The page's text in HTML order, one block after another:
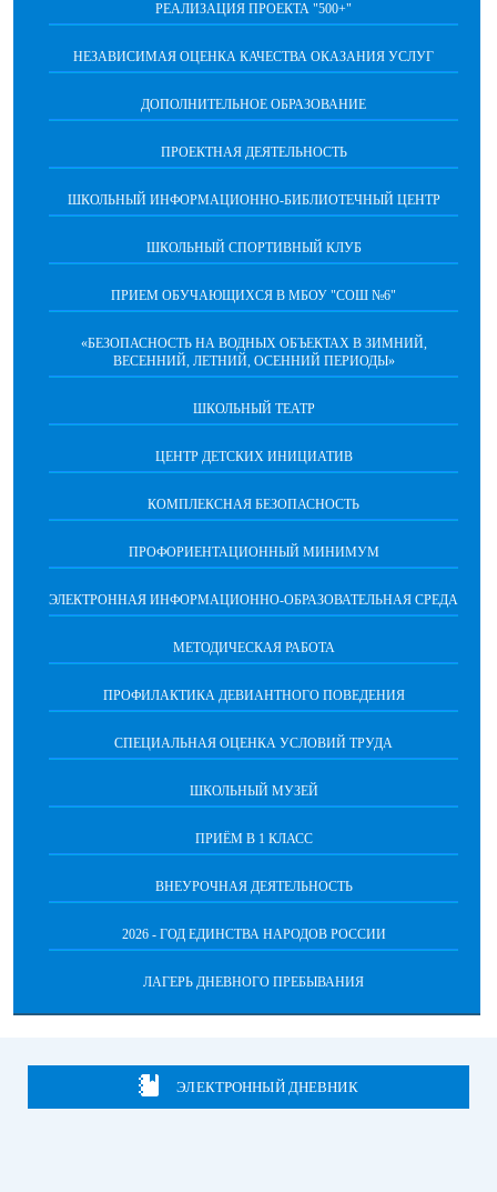
РЕАЛИЗАЦИЯ ПРОЕКТА "500+"
НЕЗАВИСИМАЯ ОЦЕНКА КАЧЕСТВА ОКАЗАНИЯ УСЛУГ
ДОПОЛНИТЕЛЬНОЕ ОБРАЗОВАНИЕ
ПРОЕКТНАЯ ДЕЯТЕЛЬНОСТЬ
ШКОЛЬНЫЙ ИНФОРМАЦИОННО-БИБЛИОТЕЧНЫЙ ЦЕНТР
ШКОЛЬНЫЙ СПОРТИВНЫЙ КЛУБ
ПРИЕМ ОБУЧАЮЩИХСЯ В МБОУ "СОШ №6"
«БЕЗОПАСНОСТЬ НА ВОДНЫХ ОБЪЕКТАХ В ЗИМНИЙ,
ВЕСЕННИЙ, ЛЕТНИЙ, ОСЕННИЙ ПЕРИОДЫ»
ШКОЛЬНЫЙ ТЕАТР
ЦЕНТР ДЕТСКИХ ИНИЦИАТИВ
КОМПЛЕКСНАЯ БЕЗОПАСНОСТЬ
ПРОФОРИЕНТАЦИОННЫЙ МИНИМУМ
ЭЛЕКТРОННАЯ ИНФОРМАЦИОННО-ОБРАЗОВАТЕЛЬНАЯ СРЕДА
МЕТОДИЧЕСКАЯ РАБОТА
ПРОФИЛАКТИКА ДЕВИАНТНОГО ПОВЕДЕНИЯ
СПЕЦИАЛЬНАЯ ОЦЕНКА УСЛОВИЙ ТРУДА
ШКОЛЬНЫЙ МУЗЕЙ
ПРИЁМ В 1 КЛАСС
ВНЕУРОЧНАЯ ДЕЯТЕЛЬНОСТЬ
2026 - ГОД ЕДИНСТВА НАРОДОВ РОССИИ
ЛАГЕРЬ ДНЕВНОГО ПРЕБЫВАНИЯ
ЭЛЕКТРОННЫЙ ДНЕВНИК